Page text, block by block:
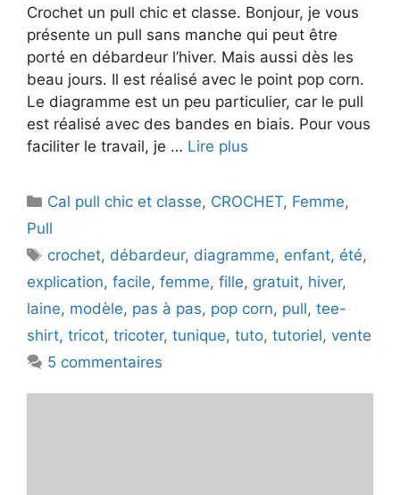
Crochet un pull chic et classe. Bonjour, je vous
présente un pull sans manche qui peut être
porté en débardeur l’hiver. Mais aussi dès les
beau jours. Il est réalisé avec le point pop corn.
Le diagramme est un peu particulier, car le pull
est réalisé avec des bandes en biais. Pour vous
faciliter le travail, je … Lire plus
Catégories
Cal pull chic et classe, CROCHET, Femme,
Pull
Étiquettes
crochet, débardeur, diagramme, enfant, été,
explication, facile, femme, fille, gratuit, hiver,
laine, modèle, pas à pas, pop corn, pull, tee-
shirt, tricot, tricoter, tunique, tuto, tutoriel, vente
5 commentaires